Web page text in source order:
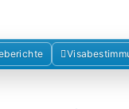
grosse
und Visum in